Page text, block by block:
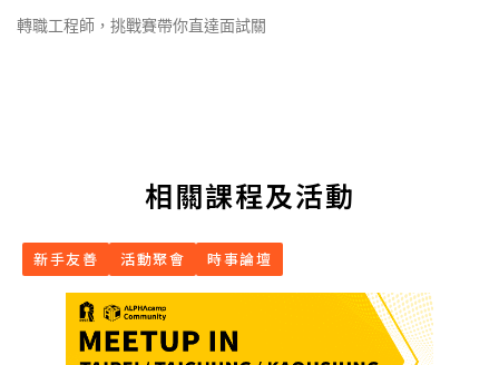
轉職工程師，挑戰賽帶你直達面試關
相關課程及活動
新手友善 活動聚會 時事論壇